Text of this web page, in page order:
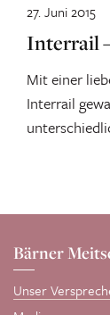
Interrail
Mit einer
Interrail
27. Juni 2015
Bärner
Unser